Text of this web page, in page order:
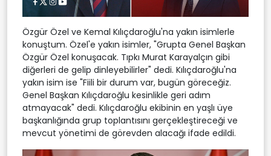
Özgür Özel ve Kemal Kılıçdaroğlu'na yakın isimlerle
konuştum. Özel'e yakın isimler, "Grupta Genel Başkan
Özgür Özel konuşacak. Tıpkı Murat Karayalçın gibi
diğerleri de gelip dinleyebilirler" dedi. Kılıçdaroğlu'na
yakın isim ise "Fiili bir durum var, bugün göreceğiz.
Genel Başkan Kılıçdaroğlu kesinlikle geri adım
atmayacak" dedi. Kılıçdaroğlu ekibinin en yaşlı üye
başkanlığında grup toplantısını gerçekleştireceği ve
mevcut yönetimi de görevden alacağı ifade edildi.